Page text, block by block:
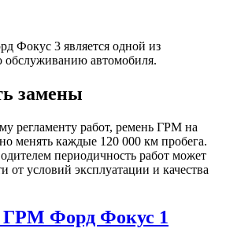
Фокус 3 является одной из
обслуживанию автомобиля.
замены
регламенту работ, ремень ГРМ на
менять каждые 120 000 км пробега.
периодичность работ может
от условий эксплуатации и качества
ГРМ Форд Фокус 1